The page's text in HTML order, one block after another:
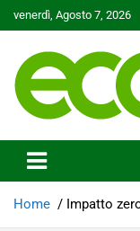
to
venerdì, Agosto 7, 2026
Ecoo.it
Home Impatto